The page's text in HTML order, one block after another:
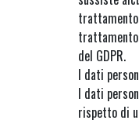
del GDPR.
I dati
I dati
rispetto di